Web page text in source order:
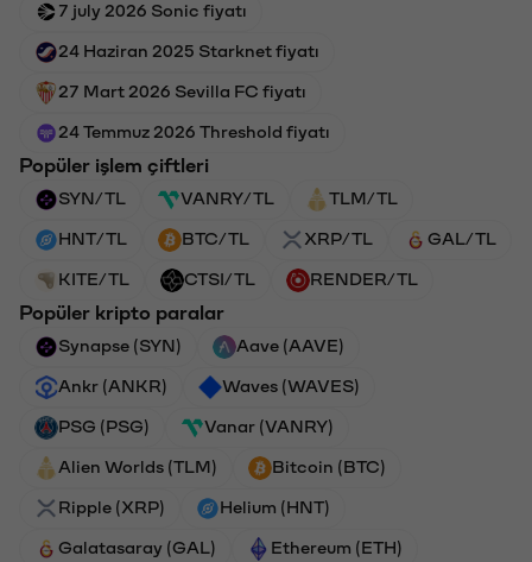
7 july 2026 Sonic fiyatı
24 Haziran 2025 Starknet fiyatı
27 Mart 2026 Sevilla FC fiyatı
24 Temmuz 2026 Threshold fiyatı
Popüler işlem çiftleri
SYN/TL VANRY/TL TLM/TL
HNT/TL BTC/TL XRP/TL GAL/TL
KITE/TL CTSI/TL RENDER/TL
Popüler kripto paralar
Synapse (SYN) Aave (AAVE)
Ankr (ANKR) Waves (WAVES)
PSG (PSG) Vanar (VANRY)
Alien Worlds (TLM) Bitcoin (BTC)
Ripple (XRP) Helium (HNT)
Galatasaray (GAL) Ethereum (ETH)